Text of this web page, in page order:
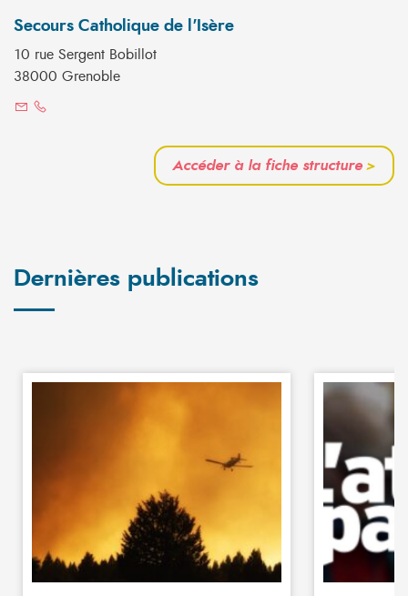
Secours Catholique de l'Isère
10 rue Sergent Bobillot
38000 Grenoble
Accéder à la fiche structure>
Dernières publications